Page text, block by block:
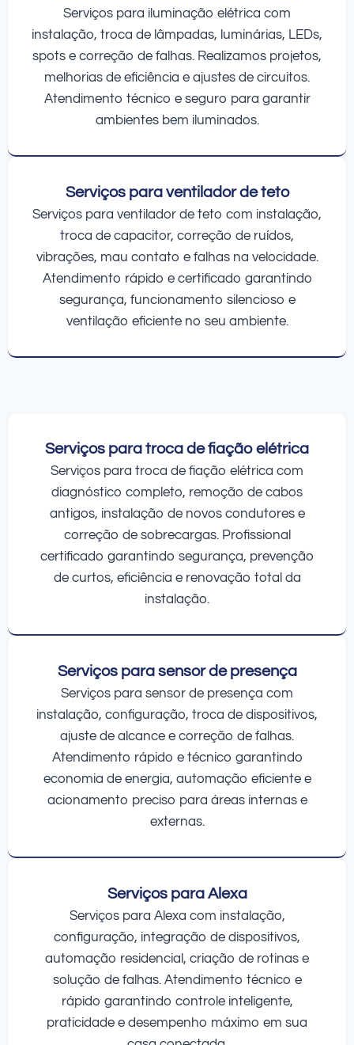
Serviços para iluminação elétrica com
instalação, troca de lâmpadas, luminárias, LEDs,
spots e correção de falhas. Realizamos projetos,
melhorias de eficiência e ajustes de circuitos.
Atendimento técnico e seguro para garantir
ambientes bem iluminados.
Serviços para ventilador de teto
Serviços para ventilador de teto com instalação,
troca de capacitor, correção de ruídos,
vibrações, mau contato e falhas na velocidade.
Atendimento rápido e certificado garantindo
segurança, funcionamento silencioso e
ventilação eficiente no seu ambiente.
Serviços para troca de fiação elétrica
Serviços para troca de fiação elétrica com
diagnóstico completo, remoção de cabos
antigos, instalação de novos condutores e
correção de sobrecargas. Profissional
certificado garantindo segurança, prevenção
de curtos, eficiência e renovação total da
instalação.
Serviços para sensor de presença
Serviços para sensor de presença com
instalação, configuração, troca de dispositivos,
ajuste de alcance e correção de falhas.
Atendimento rápido e técnico garantindo
economia de energia, automação eficiente e
acionamento preciso para áreas internas e
externas.
Serviços para Alexa
Serviços para Alexa com instalação,
configuração, integração de dispositivos,
automação residencial, criação de rotinas e
solução de falhas. Atendimento técnico e
rápido garantindo controle inteligente,
praticidade e desempenho máximo em sua